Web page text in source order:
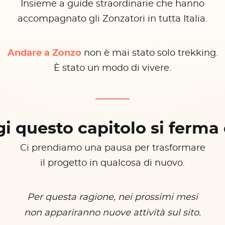
Insieme a guide straordinarie che hanno
accompagnato gli Zonzatori in tutta Italia.
Andare a Zonzonon è mai stato solo trekking.
È stato un modo di vivere.
questo capitolo si ferma
Ci prendiamo una pausa per trasformare
il progetto in qualcosa di nuovo.
Per questa ragione, nei prossimi mesi
non appariranno nuove attività sul sito.